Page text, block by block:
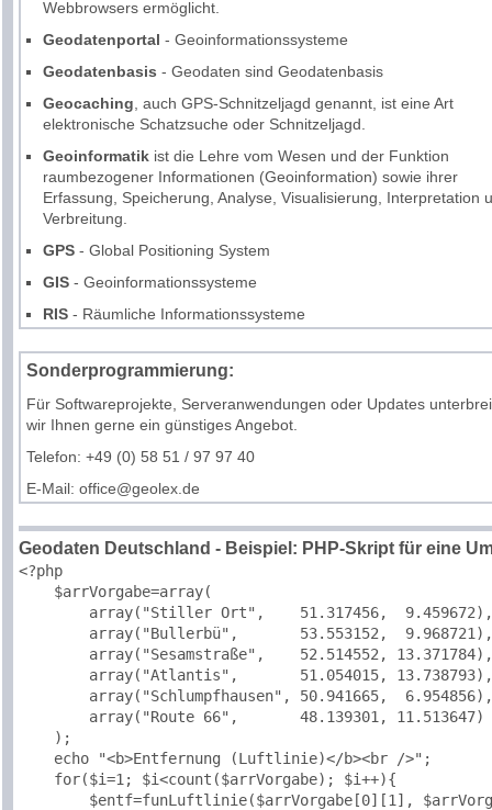
Webbrowsers ermöglicht.
Geodatenportal - Geoinformationssysteme
Geodatenbasis - Geodaten sind Geodatenbasis
Geocaching , auch GPS-Schnitzeljagd genannt, ist eine Art
elektronische Schatzsuche oder Schnitzeljagd.
Geoinformatik ist die Lehre vom Wesen und der Funktion
raumbezogener Informationen (Geoinformation) sowie ihrer
Erfassung, Speicherung, Analyse, Visualisierung, Interpretation
Verbreitung.
GPS - Global Positioning System
GIS - Geoinformationssysteme
RIS - Räumliche Informationssysteme
Sonderprogrammierung:
Für Softwareprojekte, Serveranwendungen oder Updates
wir Ihnen gerne ein günstiges Angebot.
Telefon: +49 (0) 58 51 / 97 97 40
E-Mail: office@geolex de
Geodaten Deutschland - Beispiel: PHP-Skript für eine
<?php
    $arrVorgabe=array(
        array("Stiller Ort",    51.317456,  9.459672),
        array("Bullerbü",       53.553152,  9.968721),
        array("Sesamstraße",    52.514552, 13.371784),
        array("Atlantis",       51.054015, 13.738793),
        array("Schlumpfhausen", 50.941665,  6.954856),
        array("Route 66",       48.139301, 11.513647)
    );
    echo "<b>Entfernung (Luftlinie)</b><br />";
    for($i=1; $i<count($arrVorgabe); $i++){
$entf=funLuftlinie($arrVorgabe[0][1],